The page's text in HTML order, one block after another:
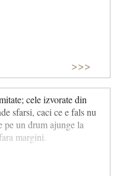
>>>
cele izvorate din
sfarsi, caci ce e fals nu
pe un drum ajunge la
margini.